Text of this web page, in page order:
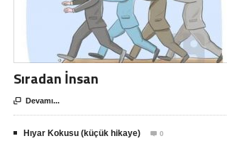
Sıradan İnsan
 Devamı...
Hıyar Kokusu (küçük hikaye)  0